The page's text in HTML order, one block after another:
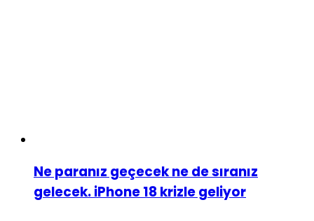
Ne paranız geçecek ne de sıranız
gelecek. iPhone 18 krizle geliyor